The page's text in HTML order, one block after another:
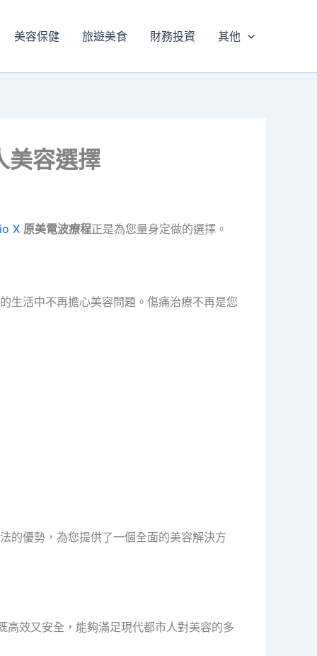
美容保健 旅遊美食 財務投資 其他
美容選擇
X 原美電波療程正是為您量身定做的選擇。
生活中不再擔心美容問題。傷痛治療不再是您
的優勢，為您提供了一個全面的美容解決方
效又安全，能夠滿足現代都市人對美容的多